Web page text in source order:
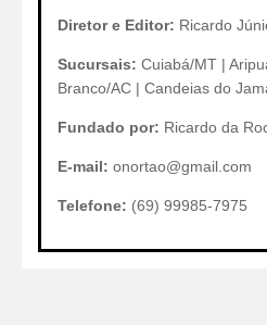
Diretor e Editor: Ricardo
Sucursais: Cuiabá/MT |
Branco/AC | Candeias do
Fundado por: Ricardo da
E-mail: onortao@gmail.com
Telefone: (69) 99985-7975